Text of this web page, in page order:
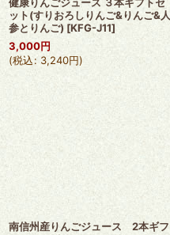
ット(すりおろしりんご&りんご&人
参とりんご) [KFG-J11]
3,000円
(税込: 3,240円)
南信州産りんごジュース 2本ギフ